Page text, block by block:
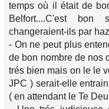
temps où il était de
Belfort....C'est
changeraient-ils par
- On ne peut plus
de bon nombre de nos
trés bien mais on le le
JPC ) serait-elle
( en attendant le Te